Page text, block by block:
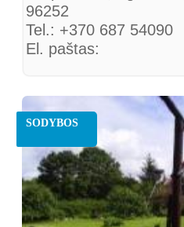
96252
Tel.: +370 687 54090
El. paštas:
SODYBOS